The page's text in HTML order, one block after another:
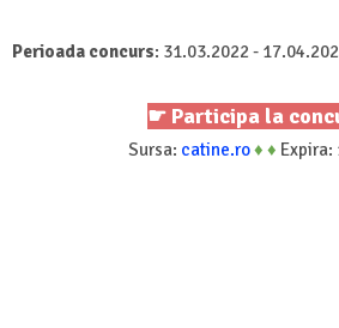
Perioada concurs: 31.03.2022 -
☛ Participa la
Sursa: catine.ro♦ ♦ Expira: